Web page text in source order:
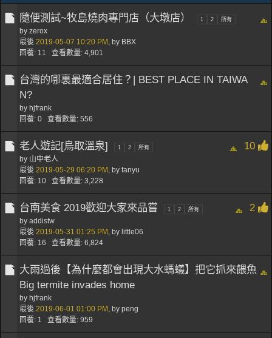
隨便測試~牧島燒肉專門店（大墩店） 1 2 所有
by zerox
最後 2019-05-07 10:20 PM , by BBX
回覆: 11 查看數量: 4,901
台灣的哪裏最適合居住？| BEST PLACE IN TAIWA
N?
by hjfrank
回覆: 0 查看數量: 556
10
老人遊記[烏取溫泉] 1 2 所有
by 山中老人
最後 2019-05-29 06:20 PM , by fanyu
回覆: 10 查看數量: 3,228
2
台南美食 2019歡迎大家來品嘗 1 2 所有
by addistw
最後 2019-05-31 01:25 PM , by little06
回覆: 16 查看數量: 6,824
大雨過後【為什麼都會出現大水螞蟻】把它抓來餵魚
Big termite invades home
by hjfrank
最後 2019-06-01 01:00 PM , by peng
回覆: 1 查看數量: 959